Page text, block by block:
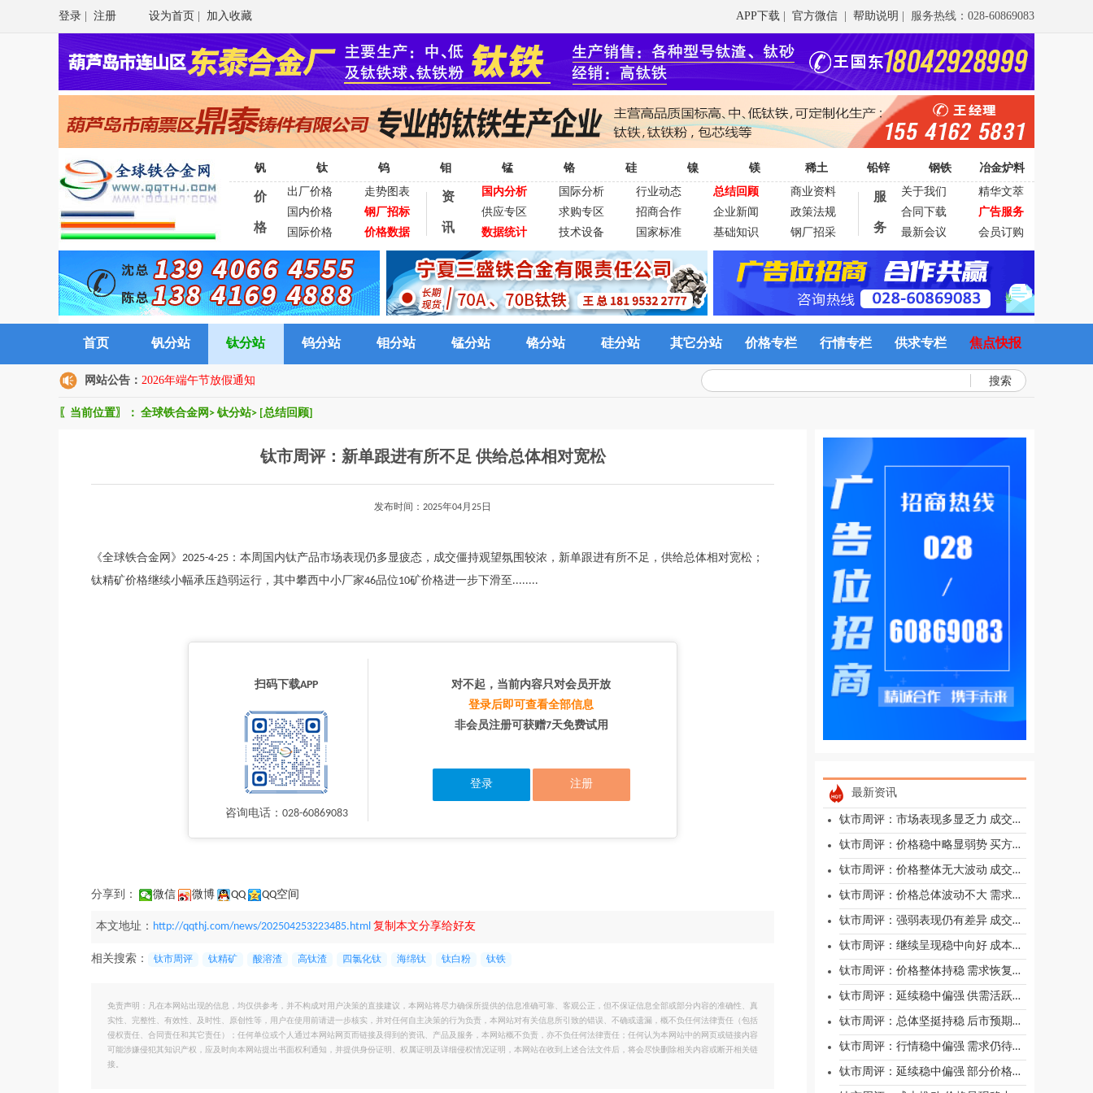
登录 注册 设为首页 加入收藏 APP下载 官方微信 帮助说明 | 服务热线：028-60869083
钒 钛 钨 钼 锰 铬 硅 镍 镁 稀土 铅锌 钢铁 冶金炉料
价
格
出厂价格
走势图表
国内价格
钢厂招标
国际价格
价格数据
资
讯
国内分析 国际分析 行业动态 总结回顾
商业资料
供应专区
求购专区 招商合作 企业新闻
政策法规
数据统计
技术设备 国家标准 基础知识 钢厂招采
服
务
关于我们
精华文萃
合同下载
广告服务
最新会议
会员订购
首页 钒分站 钛分站 钨分站 钼分站 锰分站 铬分站 硅分站 其它分站 价格专栏 行情专栏 供求专栏 焦点快报
网站公告： 2026年端午节放假通知 搜索
〖当前位置〗： 全球铁合金网 > 钛分站> [总结回顾]
钛市周评：新单跟进有所不足 供给总体相对宽松
发布时间：2025年04月25日
《全球铁合金网》2025-4-25：本周国内钛产品市场表现仍多显疲态，成交僵持观望氛围较浓，新单跟进有所不足，供给总体相对宽松；
钛精矿价格继续小幅承压趋弱运行，其中攀西中小厂家46品位10矿价格进一步下滑至........
扫码下载APP
咨询电话：028-60869083
对不起，当前内容只对会员开放
登录后即可查看全部信息
非会员注册可获赠7天免费试用
登录 注册
分享到： 微信 微博 QQ QQ空间
本文地址： http://qqthj.com/news/202504253223485.html 复制本文分享给好友
相关搜索： 钛市周评 钛精矿 酸溶渣 高钛渣 四氯化钛 海绵钛 钛白粉 钛铁
免责声明：凡在本网站出现的信息，均仅供参考，并不构成对用户决策的直接建议，本网站将尽力确保所提供的信息准确可靠、客观公正，但不保证信息全部或部分内容的准确性、真
实性、完整性、有效性、及时性、原创性等，用户在使用前请进一步核实，并对任何自主决策的行为负责，本网站对有关信息所引致的错误、不确或遗漏，概不负任何法律责任（包括
侵权责任、合同责任和其它责任）；任何单位或个人通过本网站网页而链接及得到的资讯、产品及服务，本网站概不负责，亦不负任何法律责任；任何认为本网站中的网页或链接内容
可能涉嫌侵犯其知识产权，应及时向本网站提出书面权利通知，并提供身份证明、权属证明及详细侵权情况证明，本网站在收到上述合法文件后，将会尽快删除相关内容或断开相关链
接。
最新资讯
钛市周评：市场表现多显乏力 成交需求跟进不足
钛市周评：价格稳中略显弱势 买方情绪较为谨慎
钛市周评：价格整体无大波动 成交需求仍较一般
钛市周评：价格总体波动不大 需求起色仍有限
钛市周评：强弱表现仍有差异 成交需求仍一般
钛市周评：继续呈现稳中向好 成本支撑较强
钛市周评：价格整体持稳 需求恢复依旧偏慢
钛市周评：延续稳中偏强 供需活跃度仍待提升
钛市周评：总体坚挺持稳 后市预期信心偏强
钛市周评：行情稳中偏强 需求仍待进一步恢复
钛市周评：延续稳中偏强 部分价格小幅回升